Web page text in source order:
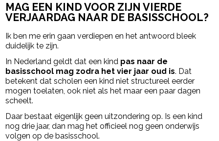
MAG EEN KIND VOOR ZIJN VIERDE
VERJAARDAG NAAR DE BASISSCHOOL?
Ik ben me erin gaan verdiepen en het antwoord bleek
duidelijk te zijn.
In Nederland geldt dat een kind pas naar de
basisschool mag zodra het vier jaar oud is. Dat
betekent dat scholen een kind niet structureel eerder
mogen toelaten, ook niet als het maar een paar dagen
scheelt.
Daar bestaat eigenlijk geen uitzondering op. Is een kind
nog drie jaar, dan mag het officieel nog geen onderwijs
volgen op de basisschool.